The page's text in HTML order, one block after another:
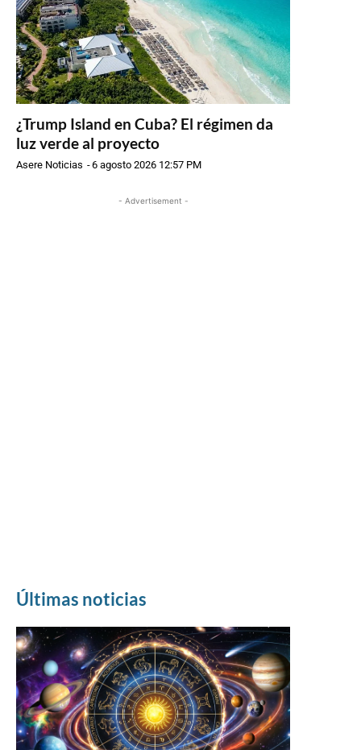
¿Trump Island en Cuba? El régimen da
luz verde al proyecto
Asere Noticias -6 agosto 2026 12:57 PM
- Advertisement -
Últimas noticias